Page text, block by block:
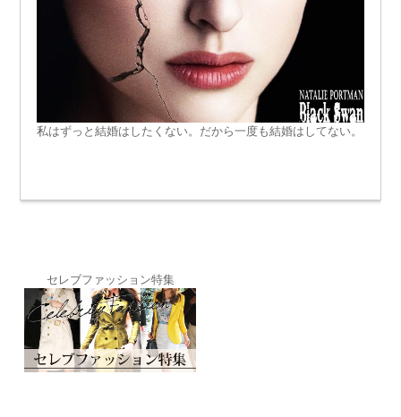
私はずっと結婚はしたくない。だから一度も結婚はしてない。
セレブファッション特集